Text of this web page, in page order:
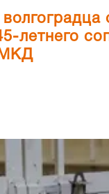
волгоградца
летнего
МКД